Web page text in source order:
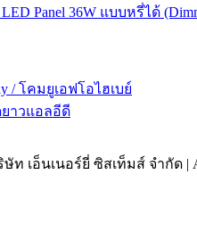
Panel 36W แบบหรี่ได้
/ โคมยูเอฟโอไฮเบย์
ยาวแอลอีดี
ษัท เอ็นเนอร์ยี่ ซิสเท็มส์ จำกัด |